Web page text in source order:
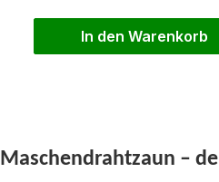
In den Warenkorb
Maschendrahtzaun –